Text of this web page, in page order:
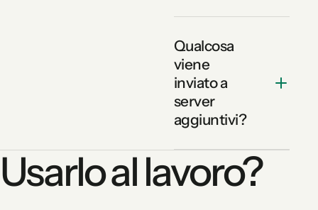
Qualcosa
viene
inviato a
server
aggiuntivi?
Usarlo al lavoro?